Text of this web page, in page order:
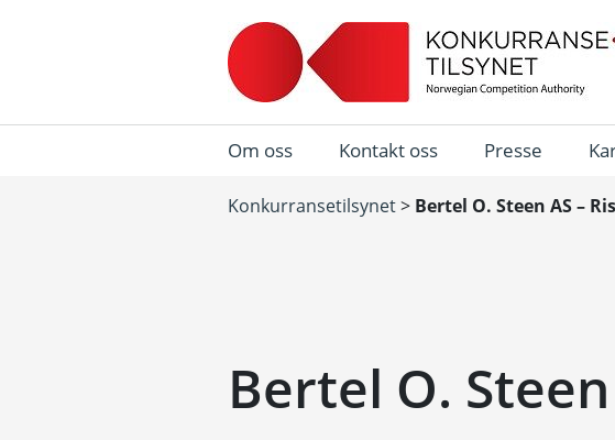
Om oss Kontakt oss Presse
Konkurransetilsynet> Bertel O. Steen AS –
Bertel O. Steen